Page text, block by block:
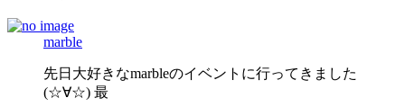
marble
先日大好きなmarbleのイベントに行ってきました
(☆∀☆) 最